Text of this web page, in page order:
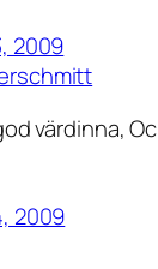
2009
värdinna,
2009